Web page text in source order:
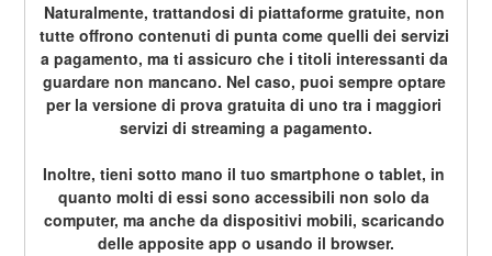
Naturalmente, trattandosi di piattaforme gratuite, non
tutte offrono contenuti di punta come quelli dei servizi
a pagamento, ma ti assicuro che i titoli interessanti da
guardare non mancano. Nel caso, puoi sempre optare
per la versione di prova gratuita di uno tra i maggiori
servizi di streaming a pagamento.
Inoltre, tieni sotto mano il tuo smartphone o tablet, in
quanto molti di essi sono accessibili non solo da
computer, ma anche da dispositivi mobili, scaricando
delle apposite app o usando il browser.